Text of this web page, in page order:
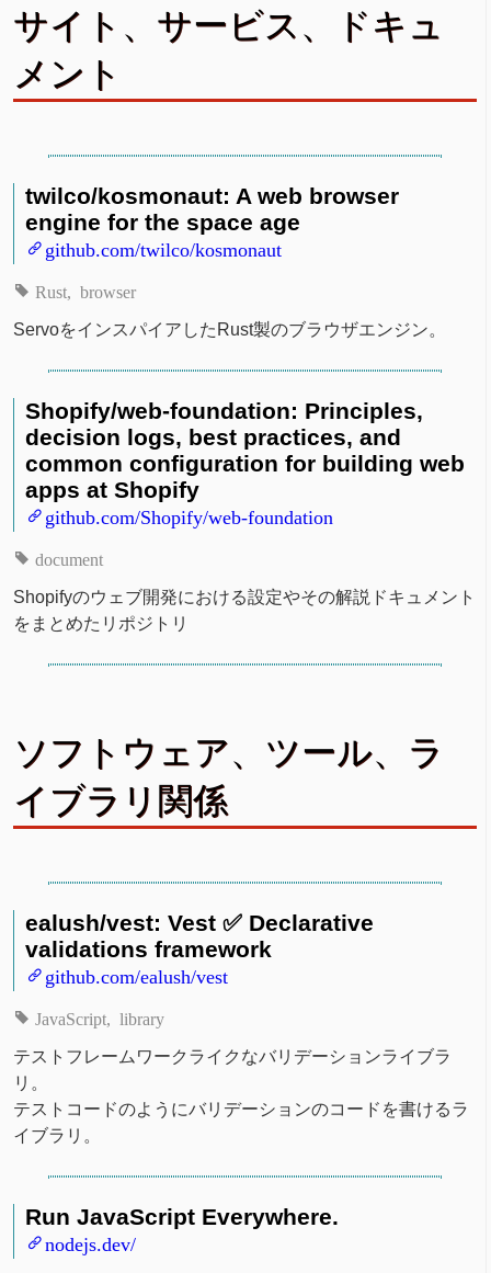
サイト、サービス、ドキュ
メント
twilco/kosmonaut: A web browser
engine for the space age
github.com/twilco/kosmonaut
Rust browser
ServoをインスパイアしたRust製のブラウザエンジン。
Shopify/web-foundation: Principles,
decision logs, best practices, and
common configuration for building web
apps at Shopify
github.com/Shopify/web-foundation
document
Shopifyのウェブ開発における設定やその解説ドキュメント
をまとめたリポジトリ
ソフトウェア、ツール、ラ
イブラリ関係
ealush/vest: Vest ✅ Declarative
validations framework
github.com/ealush/vest
JavaScript library
テストフレームワークライクなバリデーションライブラ
リ。
テストコードのようにバリデーションのコードを書けるラ
イブラリ。
Run JavaScript Everywhere.
nodejs.dev/